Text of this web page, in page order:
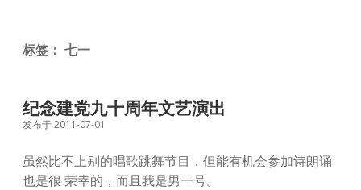
标签： 七一
纪念建党九十周年文艺演出
发布于 2011-07-01
虽然比不上别的唱歌跳舞节目，但能有机会参加诗朗诵
也是很 荣幸的，而且我是男一号。